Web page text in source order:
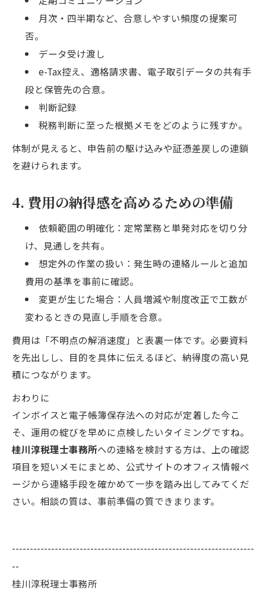
月次・四半期など、合意しやすい頻度の提案可
否。
データ受け渡し
e-Tax控え、適格請求書、電子取引データの共有手
段と保管先の合意。
判断記録
税務判断に至った根拠メモをどのように残すか。
体制が見えると、申告前の駆け込みや証憑差戻しの連鎖
を避けられます。
4. 費用の納得感を高めるための準備
依頼範囲の明確化：定常業務と単発対応を切り分
け、見通しを共有。
想定外の作業の扱い：発生時の連絡ルールと追加
費用の基準を事前に確認。
変更が生じた場合：人員増減や制度改正で工数が
変わるときの見直し手順を合意。
費用は「不明点の解消速度」と表裏一体です。必要資料
を先出しし、目的を具体に伝えるほど、納得度の高い見
積につながります。
おわりに
インボイスと電子帳簿保存法への対応が定着した今こ
そ、運用の綻びを早めに点検したいタイミングですね。
桂川淳税理士事務所への連絡を検討する方は、上の確認
項目を短いメモにまとめ、公式サイトのオフィス情報ペ
ージから連絡手段を確かめて一歩を踏み出してみてくだ
さい。相談の質は、事前準備の質できまります。
--------------------------------------------------------------------
--
桂川淳税理士事務所